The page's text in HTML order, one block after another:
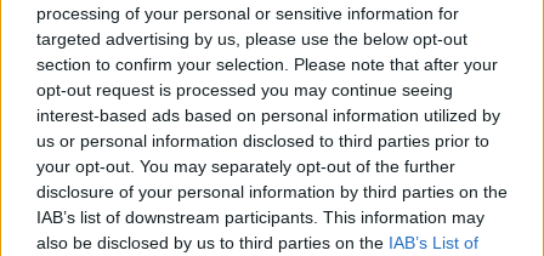
processing of your personal or sensitive information for
targeted advertising by us, please use the below opt-out
section to confirm your selection. Please note that after your
opt-out request is processed you may continue seeing
interest-based ads based on personal information utilized by
us or personal information disclosed to third parties prior to
your opt-out. You may separately opt-out of the further
disclosure of your personal information by third parties on the
IAB’s list of downstream participants. This information may
also be disclosed by us to third parties on the IAB’s List of